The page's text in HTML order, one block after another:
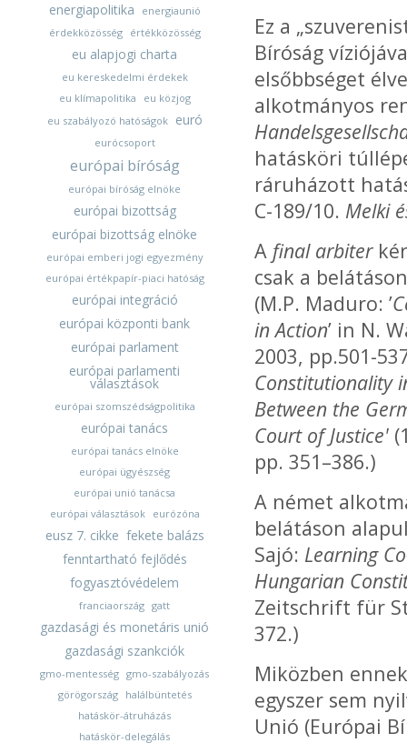
energiapolitika
energiaunió
érdekközösség
értékközösség
eu alapjogi charta
eu kereskedelmi érdekek
eu klímapolitika
eu közjog
eu szabályozó hatóságok
euró
eurócsoport
európai bíróság
európai bíróság elnöke
európai bizottság
európai bizottság elnöke
európai emberi jogi egyezmény
európai értékpapír-piaci hatóság
európai integráció
európai központi bank
európai parlament
európai parlamenti
választások
európai szomszédságpolitika
európai tanács
európai tanács elnöke
európai ügyészség
európai unió tanácsa
európai választások
eurózóna
eusz 7. cikke fekete balázs
fenntartható fejlődés
fogyasztóvédelem
franciaország gatt
gazdasági és monetáris unió
gazdasági szankciók
gmo-mentesség gmo-szabályozás
görögország
halálbüntetés
hatáskör-átruházás
hatáskör-delegálás
Ez a
Bíróság
elsőbbséget
alkotmányos
hatásköri
ráruházott
C-189/10. Melki
A final arbiter
csak a
(M.P. Maduro: ’
in Action’ in N.
2003, pp.501-
Constitutionality
Between the
Court of Justice'
pp. 351–386.)
A német
belátáson
Sajó: Learning
Hungarian
Zeitschrift für
372.)
Miközben
egyszer sem
Unió (Európai